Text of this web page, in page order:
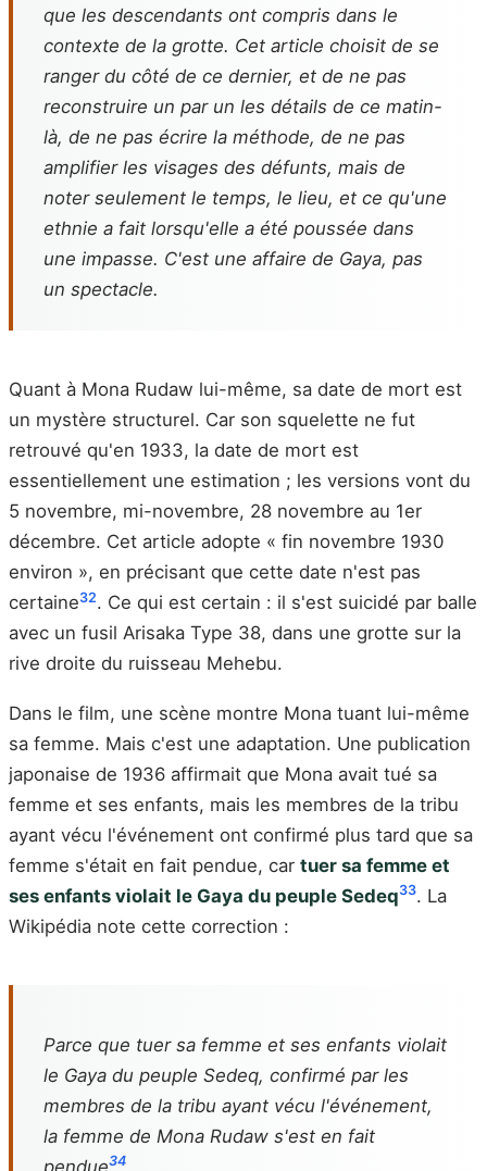
que les descendants ont compris dans le
contexte de la grotte. Cet article choisit de se
ranger du côté de ce dernier, et de ne pas
reconstruire un par un les détails de ce matin-
là, de ne pas écrire la méthode, de ne pas
amplifier les visages des défunts, mais de
noter seulement le temps, le lieu, et ce qu'une
ethnie a fait lorsqu'elle a été poussée dans
une impasse. C'est une affaire de Gaya, pas
un spectacle.
Quant à Mona Rudaw lui-même, sa date de mort est
un mystère structurel. Car son squelette ne fut
retrouvé qu'en 1933, la date de mort est
essentiellement une estimation ; les versions vont du
5 novembre, mi-novembre, 28 novembre au 1er
décembre. Cet article adopte « fin novembre 1930
environ », en précisant que cette date n'est pas
certaine32. Ce qui est certain : il s'est suicidé par balle
avec un fusil Arisaka Type 38, dans une grotte sur la
rive droite du ruisseau Mehebu.
Dans le film, une scène montre Mona tuant lui-même
sa femme. Mais c'est une adaptation. Une publication
japonaise de 1936 affirmait que Mona avait tué sa
femme et ses enfants, mais les membres de la tribu
ayant vécu l'événement ont confirmé plus tard que sa
femme s'était en fait pendue, car tuer sa femme et
ses enfants violait le Gaya du peuple Sedeq33. La
Wikipédia note cette correction :
Parce que tuer sa femme et ses enfants violait
le Gaya du peuple Sedeq, confirmé par les
membres de la tribu ayant vécu l'événement,
la femme de Mona Rudaw s'est en fait
pendue34